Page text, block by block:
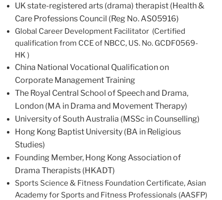
UK state-registered arts (drama) therapist (Health &
Care Professions Council (Reg No. AS05916)
Global Career Development Facilitator (Certified
qualification from CCE of NBCC, US. No. GCDF0569-
HK )
China National Vocational Qualification on
Corporate Management Training
The Royal Central School of Speech and Drama,
London (MA in Drama and Movement Therapy)
University of South Australia (MSSc in Counselling)
Hong Kong Baptist University (BA in Religious
Studies)
Founding Member, Hong Kong Association of
Drama Therapists (HKADT)
Sports Science & Fitness Foundation Certificate, Asian
Academy for Sports and Fitness Professionals (AASFP)